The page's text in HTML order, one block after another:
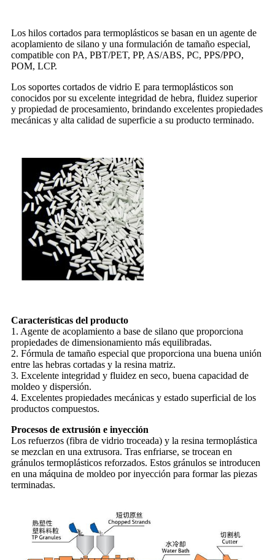
Los hilos cortados para termoplásticos se basan en un agente de
acoplamiento de silano y una formulación de tamaño especial,
compatible con PA, PBT/PET, PP, AS/ABS, PC, PPS/PPO,
POM, LCP.
Los soportes cortados de vidrio E para termoplásticos son
conocidos por su excelente integridad de hebra, fluidez superior
y propiedad de procesamiento, brindando excelentes propiedades
mecánicas y alta calidad de superficie a su producto terminado.
Características del producto
1. Agente de acoplamiento a base de silano que proporciona
propiedades de dimensionamiento más equilibradas.
2. Fórmula de tamaño especial que proporciona una buena unión
entre las hebras cortadas y la resina matriz.
3. Excelente integridad y fluidez en seco, buena capacidad de
moldeo y dispersión.
4. Excelentes propiedades mecánicas y estado superficial de los
productos compuestos.
Procesos de extrusión e inyección
Los refuerzos (fibra de vidrio troceada) y la resina termoplástica
se mezclan en una extrusora. Tras enfriarse, se trocean en
gránulos termoplásticos reforzados. Estos gránulos se introducen
en una máquina de moldeo por inyección para formar las piezas
terminadas.